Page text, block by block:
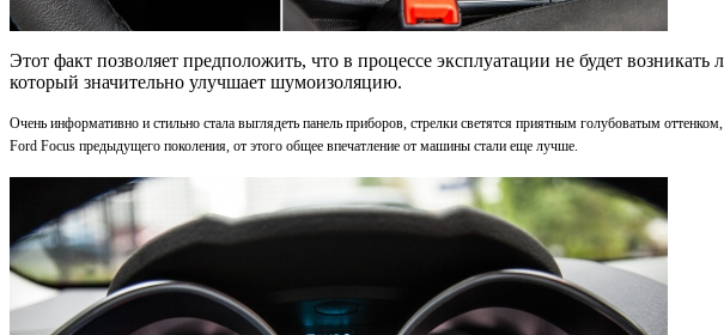
Этот факт позволяет предположить, что в процессе эксплуатации не будет
который значительно улучшает шумоизоляцию.
Очень информативно и стильно стала выглядеть панель приборов, стрелки светятся приятным голубоватым
Ford Focus предыдущего поколения, от этого общее впечатление от машины стали еще лучше.